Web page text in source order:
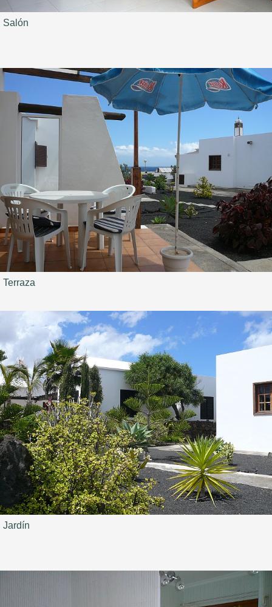
Salón
Terraza
Jardín